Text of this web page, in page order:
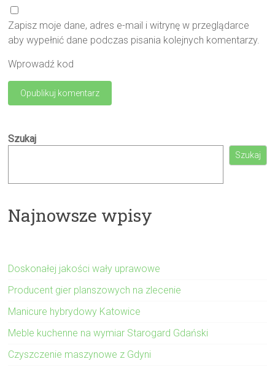
Zapisz moje dane, adres e-mail i witrynę w przeglądarce
aby wypełnić dane podczas pisania kolejnych komentarzy.
Wprowadź kod
Szukaj
Szukaj
Najnowsze wpisy
Doskonałej jakości wały uprawowe
Producent gier planszowych na zlecenie
Manicure hybrydowy Katowice
Meble kuchenne na wymiar Starogard Gdański
Czyszczenie maszynowe z Gdyni